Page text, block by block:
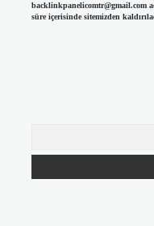
backlinkpanelicomtr@gmail.com
süre içerisinde sitemizden